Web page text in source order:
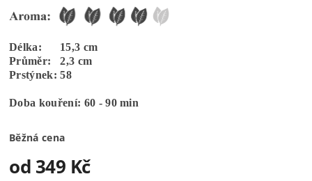
Délka: 15,3 cm
Průměr: 2,3 cm
Prstýnek: 58
Doba kouření: 60 - 90 min
Běžná cena
od 349 Kč